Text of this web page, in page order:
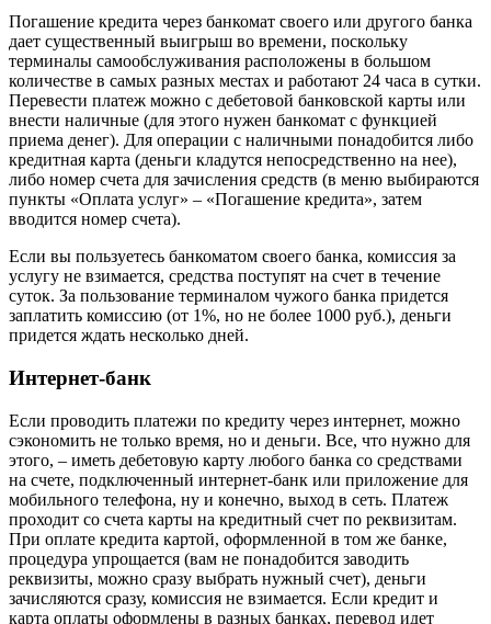
Погашение кредита через банкомат своего или другого банка
дает существенный выигрыш во времени, поскольку
терминалы самообслуживания расположены в большом
количестве в самых разных местах и работают 24 часа в сутки.
Перевести платеж можно с дебетовой банковской карты или
внести наличные (для этого нужен банкомат с функцией
приема денег). Для операции с наличными понадобится либо
кредитная карта (деньги кладутся непосредственно на нее),
либо номер счета для зачисления средств (в меню выбираются
пункты «Оплата услуг» – «Погашение кредита», затем
вводится номер счета).
Если вы пользуетесь банкоматом своего банка, комиссия за
услугу не взимается, средства поступят на счет в течение
суток. За пользование терминалом чужого банка придется
заплатить комиссию (от 1%, но не более 1000 руб.), деньги
придется ждать несколько дней.
Интернет-банк
Если проводить платежи по кредиту через интернет, можно
сэкономить не только время, но и деньги. Все, что нужно для
этого, – иметь дебетовую карту любого банка со средствами
на счете, подключенный интернет-банк или приложение для
мобильного телефона, ну и конечно, выход в сеть. Платеж
проходит со счета карты на кредитный счет по реквизитам.
При оплате кредита картой, оформленной в том же банке,
процедура упрощается (вам не понадобится заводить
реквизиты, можно сразу выбрать нужный счет), деньги
зачисляются сразу, комиссия не взимается. Если кредит и
карта оплаты оформлены в разных банках, перевод идет